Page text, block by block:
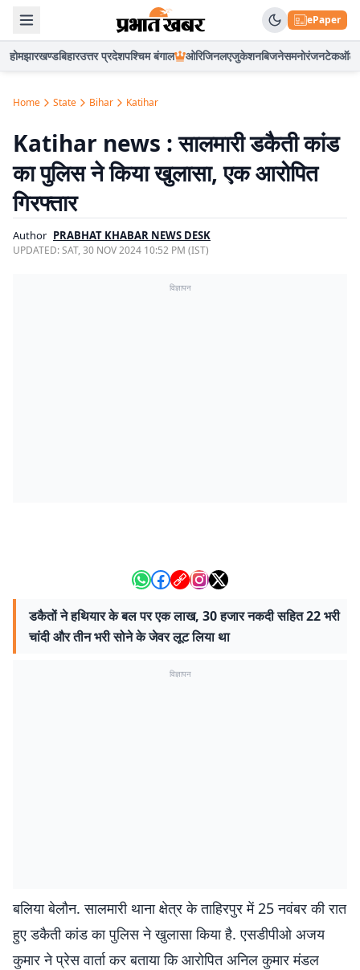
ePaper
होमझारखण्डबिहारउत्तर प्रदेशपश्चिम बंगाल ओरिजिनलएजुकेशनबिजनेसमनोरंजनटेकऑटो
Home State Bihar Katihar
Katihar news : सालमारी डकैती कांड
का पुलिस ने किया खुलासा, एक आरोपित
गिरफ्तार
Author PRABHAT KHABAR NEWS DESK
UPDATED:SAT, 30 NOV 2024 10:52 PM (IST)
विज्ञापन
डकैतों ने हथियार के बल पर एक लाख, 30 हजार नकदी सहित 22 भरी
चांदी और तीन भरी सोने के जेवर लूट लिया था
विज्ञापन
बलिया बेलौन. सालमारी थाना क्षेत्र के ताहिरपुर में 25 नवंबर की रात
हुए डकैती कांड का पुलिस ने खुलासा किया है. एसडीपीओ अजय
कुमार ने प्रेस वार्ता कर बताया कि आरोपित अनिल कुमार मंडल